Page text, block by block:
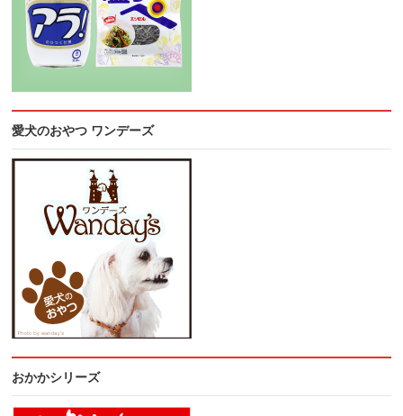
愛犬のおやつ ワンデーズ
おかかシリーズ